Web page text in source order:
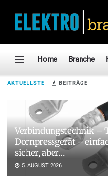
AKTUELLSTE BEITRÄGE
Verbindungstechnik –
Dornpressgerät –
sicher, aber…
5. AUGUST 2026
Home Branche